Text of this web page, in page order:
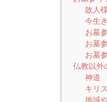
故人
今生
お墓
お墓
お墓
仏教以外
神道
キリ
地域